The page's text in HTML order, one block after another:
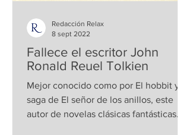
Fallece el escritor John
Ronald Reuel Tolkien
Mejor conocido como por El hobbit y la
saga de El señor de los anillos, este
autor de novelas clásicas fantásticas
Redacción Relax
8 sept 2022